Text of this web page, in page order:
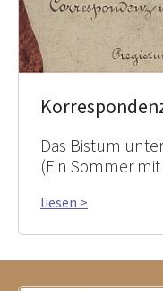
Das Bistum
(Ein Sommer
liesen >